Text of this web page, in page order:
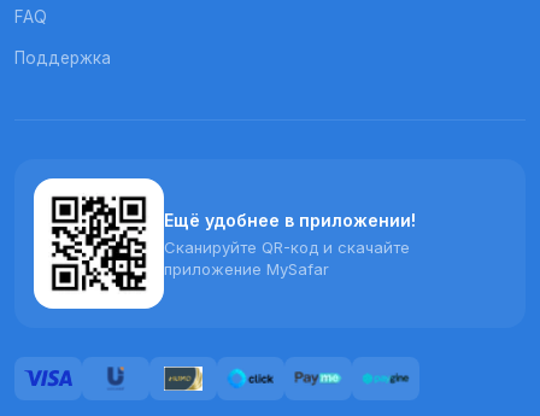
FAQ
Поддержка
Ещё удобнее в приложении!
Сканируйте QR-код и скачайте
приложение MySafar